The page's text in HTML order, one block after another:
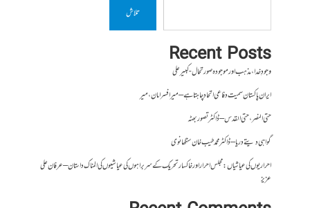
تلاش
Recent Posts
وجودِ خدا، مذہب اور موجودہ صورتحال- کبیر علی
ایران پاکستان سمیت دفاعی اتحاد چاہتا ہے – میر افسر امان،میر
حتی النصر ، حتی القدس – ڈاکٹر تصور بھٹہ
گواہی دیتے دریا – ڈاکٹر محمد طیب خان سنگھانوی
احراریوں کی عیاشیاں : مجلس احرار اور خاکسار تحریک کے سربراہوں کی عیاشیوں کی المناک داستان – عرفان علی
عزیز